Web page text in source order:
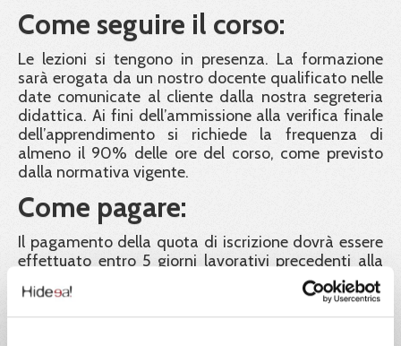
Come seguire il corso:
Le lezioni si tengono in presenza. La formazione
sarà erogata da un nostro docente qualificato nelle
date comunicate al cliente dalla nostra segreteria
didattica. Ai fini dell’ammissione alla verifica finale
dell’apprendimento si richiede la frequenza di
almeno il 90% delle ore del corso, come previsto
dalla normativa vigente.
Come pagare:
Il pagamento della quota di iscrizione dovrà essere
effettuato entro 5 giorni lavorativi precedenti alla
data di inizio del corso. Le iscrizioni saranno in ogni
caso confermate fino ad esaurimento posti, in
ordine cronologico di contabilizzazione dei